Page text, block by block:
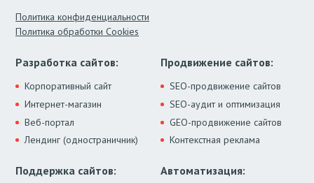
Политика конфиденциальности
Политика обработки Cookies
Разработка сайтов:
Корпоративный сайт
Интернет-магазин
Веб-портал
Лендинг (одностраничник)
Продвижение сайтов:
SEO-продвижение сайтов
SEO-аудит и оптимизация
GEO-продвижение сайтов
Контекстная реклама
Поддержка сайтов: Автоматизация: